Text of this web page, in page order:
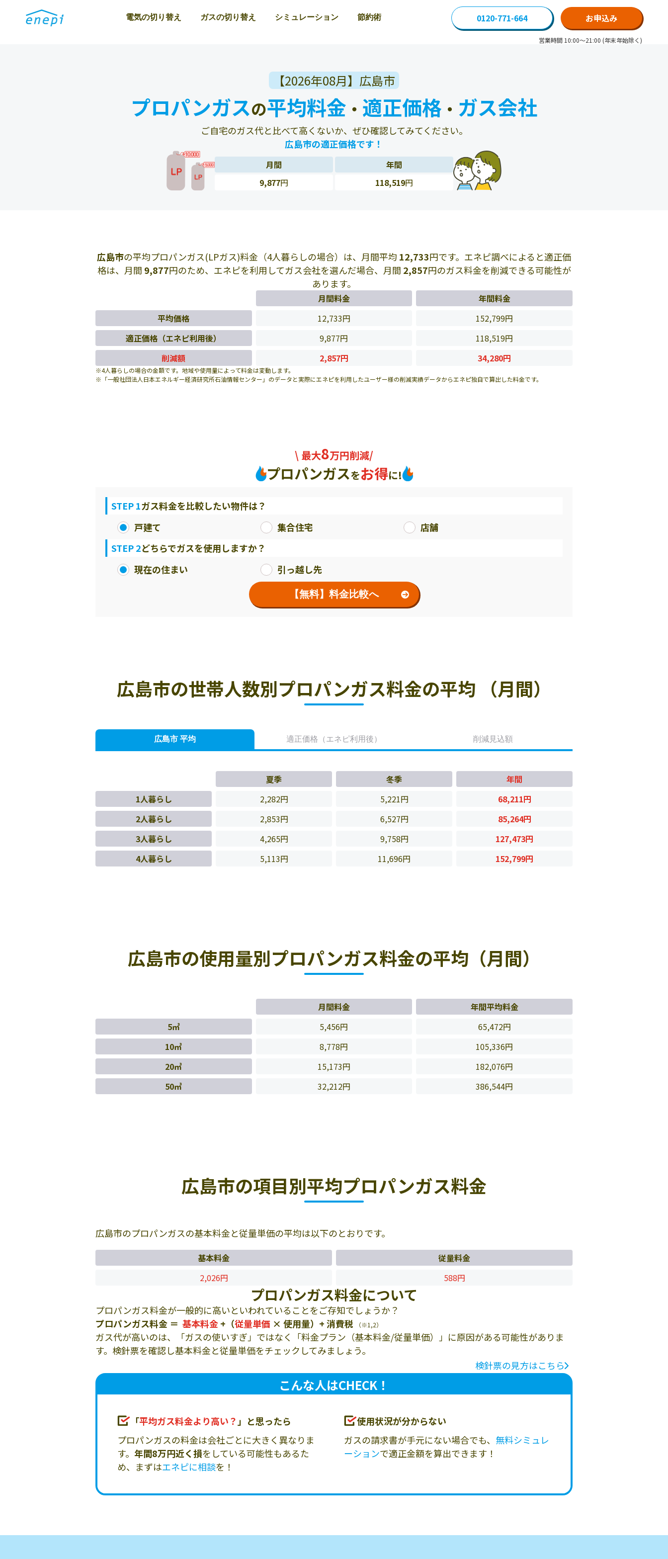
電気の切り替え ガスの切り替え シミュレーション 節約術 0120-771-664 お申込み
営業時間 10:00～21:00 (年末年始除く)
【2026年08月】広島市
プロパンガスの平均料金 ・ 適正価格 ・ ガス会社
ご自宅のガス代と比べて高くないか、ぜひ確認してみてください。
広島市の適正価格です！
月間
年間
9,877円 118,519円
広島市の平均プロパンガス(LPガス)料金（4人暮らしの場合）は、月間平均 12,733円です。エネピ調べによると適正価
格は、月間 9,877円のため、エネピを利用してガス会社を選んだ場合、月間 2,857円のガス料金を削減できる可能性が
あります。
月間料金
年間料金
平均価格
12,733円
152,799円
適正価格（エネピ利用後）
9,877円
118,519円
削減額
2,857円 34,280円
※4人暮らしの場合の金額です。地域や使用量によって料金は変動します。
※「一般社団法人日本エネルギー経済研究所石油情報センター」のデータと実際にエネピを利用したユーザー様の削減実績データからエネピ独自で算出した料金です。
\ 最大8万円削減/
プロパンガスをお得に!
STEP 1ガス料金を比較したい物件は？
戸建て
集合住宅
店舗
STEP 2どちらでガスを使用しますか？
現在の住まい
引っ越し先
【無料】料金比較へ
広島市の世帯人数別プロパンガス料金の平均 （月間）
広島市 平均 適正価格 （エネピ利用後） 削減見込額
夏季 冬季
年間
1人暮らし
2,282円 5,221円
68,211円
2人暮らし
2,853円 6,527円
85,264円
3人暮らし
4,265円 9,758円
127,473円
4人暮らし
5,113円 11,696円 152,799円
広島市の使用量別プロパンガス料金の平均（月間）
月間料金
年間平均料金
5㎥
5,456円
65,472円
10㎥
8,778円
105,336円
20㎥
15,173円
182,076円
50㎥
32,212円 386,544円
広島市の項目別平均プロパンガス料金
広島市のプロパンガスの基本料金と従量単価の平均は以下のとおりです。
基本料金
従量料金
2,026円
588円
プロパンガス料金について
プロパンガス料金が一般的に高いといわれていることをご存知でしょうか？
プロパンガス料金 ＝ 基本料金+（従量単価 × 使用量）+ 消費税 （※1,2）
ガス代が高いのは、「ガスの使いすぎ」ではなく「料金プラン（基本料金/従量単価）」に原因がある可能性がありま
す。検針票を確認し基本料金と従量単価をチェックしてみましょう。
検針票の見方はこちら
こんな人はCHECK！
「平均ガス料金より高い？ 」と思ったら
プロパンガスの料金は会社ごとに大きく異なりま
す。 年間8万円近く損をしている可能性もあるた
め、まずはエネピに相談を！
使用状況が分からない
ガスの請求書が手元にない場合でも、 無料シミュレ
ーションで適正金額を算出できます！